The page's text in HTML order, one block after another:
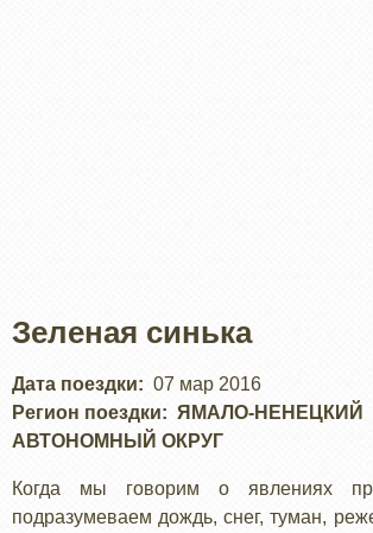
Зеленая синька
Дата поездки
07 мар 2016
Регион поездки
ЯМАЛО-НЕНЕЦКИЙ
АВТОНОМНЫЙ ОКРУГ
Когда мы говорим о явлениях
подразумеваем дождь, снег, туман,